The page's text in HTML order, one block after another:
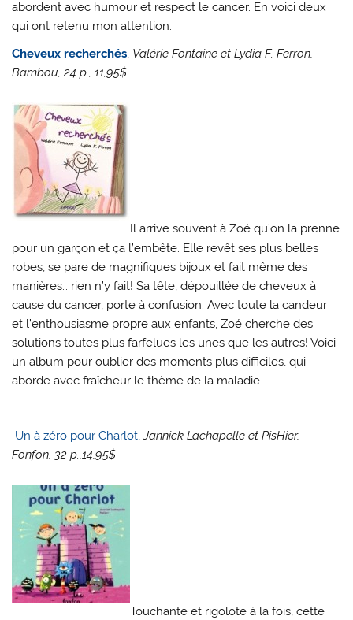
abordent avec humour et respect le cancer. En voici deux
qui ont retenu mon attention.
Cheveux recherchés, Valérie Fontaine et Lydia F. Ferron,
Bambou, 24 p., 11,95$
Il arrive souvent à Zoé qu’on la prenne
pour un garçon et ça l’embête. Elle revêt ses plus belles
robes, se pare de magnifiques bijoux et fait même des
manières… rien n’y fait! Sa tête, dépouillée de cheveux à
cause du cancer, porte à confusion. Avec toute la candeur
et l’enthousiasme propre aux enfants, Zoé cherche des
solutions toutes plus farfelues les unes que les autres! Voici
un album pour oublier des moments plus difficiles, qui
aborde avec fraîcheur le thème de la maladie.
Un à zéro pour Charlot,Jannick Lachapelle et PisHier,
Fonfon, 32 p.,14,95$
Touchante et rigolote à la fois, cette